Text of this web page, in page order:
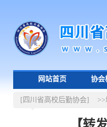
网站首页 协会
[四川省高校后勤协会]